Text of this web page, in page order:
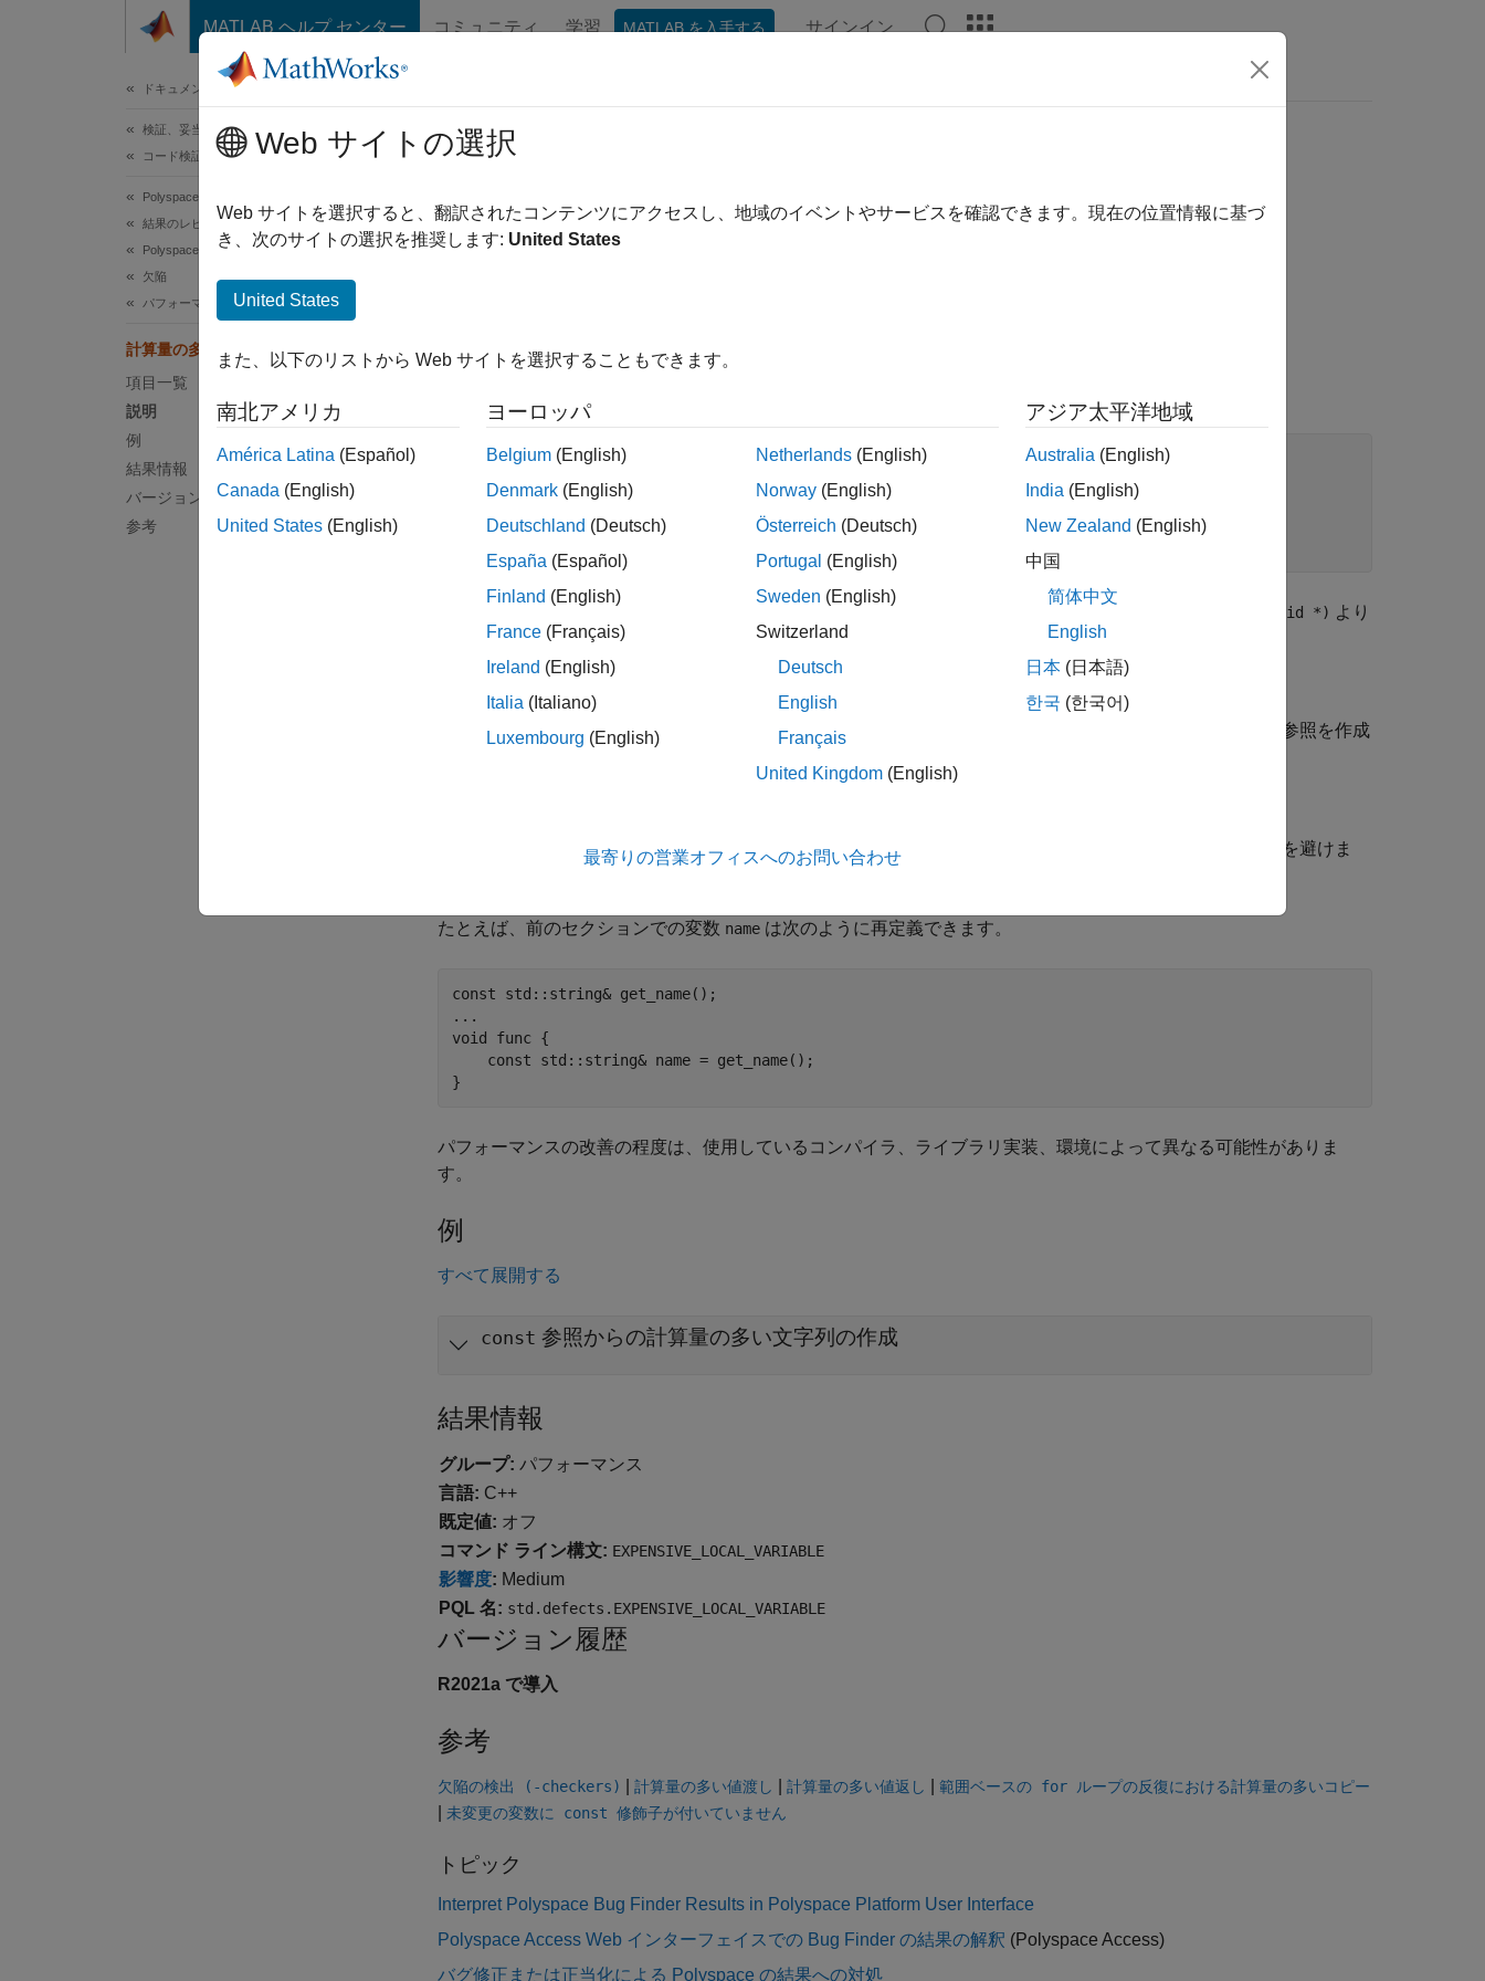
コンテンツへスキップ
MATLAB ヘルプ センター コミュニティ 学習 MATLAB を入手する サインイン
ドキュメンテーションのホーム
検証、妥当性確認、テスト
コード検証
Polyspace Bug Finder
結果のレビューとレポート生成
Polyspace Bug Finder の結果
欠陥
パフォーマンスの欠陥
計算量の多いローカル変数のコピー
項目一覧
説明
例
結果情報
バージョン履歴
参考
MATLAB Answers
計算量の多いローカル変数のコピー
ローカル変数がconst参照からのコピーで作成された後、変更されない
const std::string& get_name();
    std::string name = get_name();
この欠陥が発生するのは、ローカル変数が非トリビアル コピー可能な型であるか、サイズが 2 * sizeof(void *) より
大きいトリビアル コピー可能な型である場合のみです。
リスク
変数が const参照から作成され、変更されない場合は、変数自体を
参照を作成
ローカル変数を後で変更する意図がない場合は、const 参照からのコピーによる新しいローカル変数の作成を避けま
たとえば、前のセクションでの変数 name は次のように再定義できます。
const std::string& get_name();
...
void func {
    const std::string& name = get_name();
}
パフォーマンスの改善の程度は、使用しているコンパイラ、ライブラリ実装、環境によって異なる可能性がありま
す。
例
すべて展開する
const 参照からの計算量の多い文字列の作成
結果情報
グループ: パフォーマンス
言語: C++
既定値: オフ
コマンド ライン構文: EXPENSIVE_LOCAL_VARIABLE
影響度: Medium
PQL 名: std.defects.EXPENSIVE_LOCAL_VARIABLE
バージョン履歴
R2021a で導入
参考
欠陥の検出 (-checkers) 計算量の多い値渡し 計算量の多い値返し 範囲ベースの for ループの反復における計算量の多いコピー
未変更の変数に const 修飾子が付いていません
トピック
Interpret Polyspace Bug Finder Results in Polyspace Platform User Interface
Polyspace Access Web インターフェイスでの Bug Finder の結果の解釈 (Polyspace Access)
バグ修正または正当化による Polyspace の結果への対処
Web サイトの選択
Web サイトを選択すると、翻訳されたコンテンツにアクセスし、地域のイベントやサービスを確認できます。現在の位置情報に基づ
き、次のサイトの選択を推奨します: United States
United States
また、以下のリストから Web サイトを選択することもできます。
南北アメリカ
América Latina (Español)
Canada (English)
United States (English)
ヨーロッパ
Belgium (English)
Denmark (English)
Deutschland (Deutsch)
España (Español)
Finland (English)
France (Français)
Ireland (English)
Italia (Italiano)
Luxembourg (English)
Netherlands (English)
Norway (English)
Österreich (Deutsch)
Portugal (English)
Sweden (English)
Switzerland
Deutsch
English
Français
United Kingdom (English)
アジア太平洋地域
Australia (English)
India (English)
New Zealand (English)
中国
简体中文
English
日本 (日本語)
한국 (한국어)
最寄りの営業オフィスへのお問い合わせ